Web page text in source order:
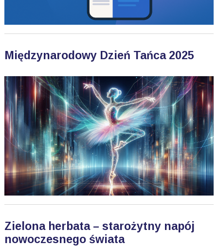
Międzynarodowy Dzień Tańca 2025
Zielona herbata – starożytny napój
nowoczesnego świata